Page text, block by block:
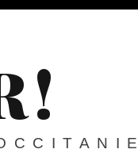
!